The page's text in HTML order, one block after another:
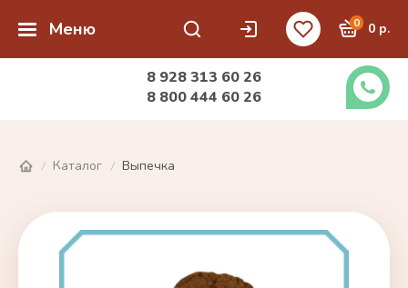
Меню 0 0 р.
8 928 313 60 26
8 800 444 60 26
/ Каталог / Выпечка